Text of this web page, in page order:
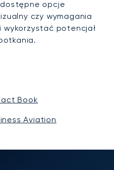
opcje
czy wymagania
wykorzystać potencjał
Book
Aviation